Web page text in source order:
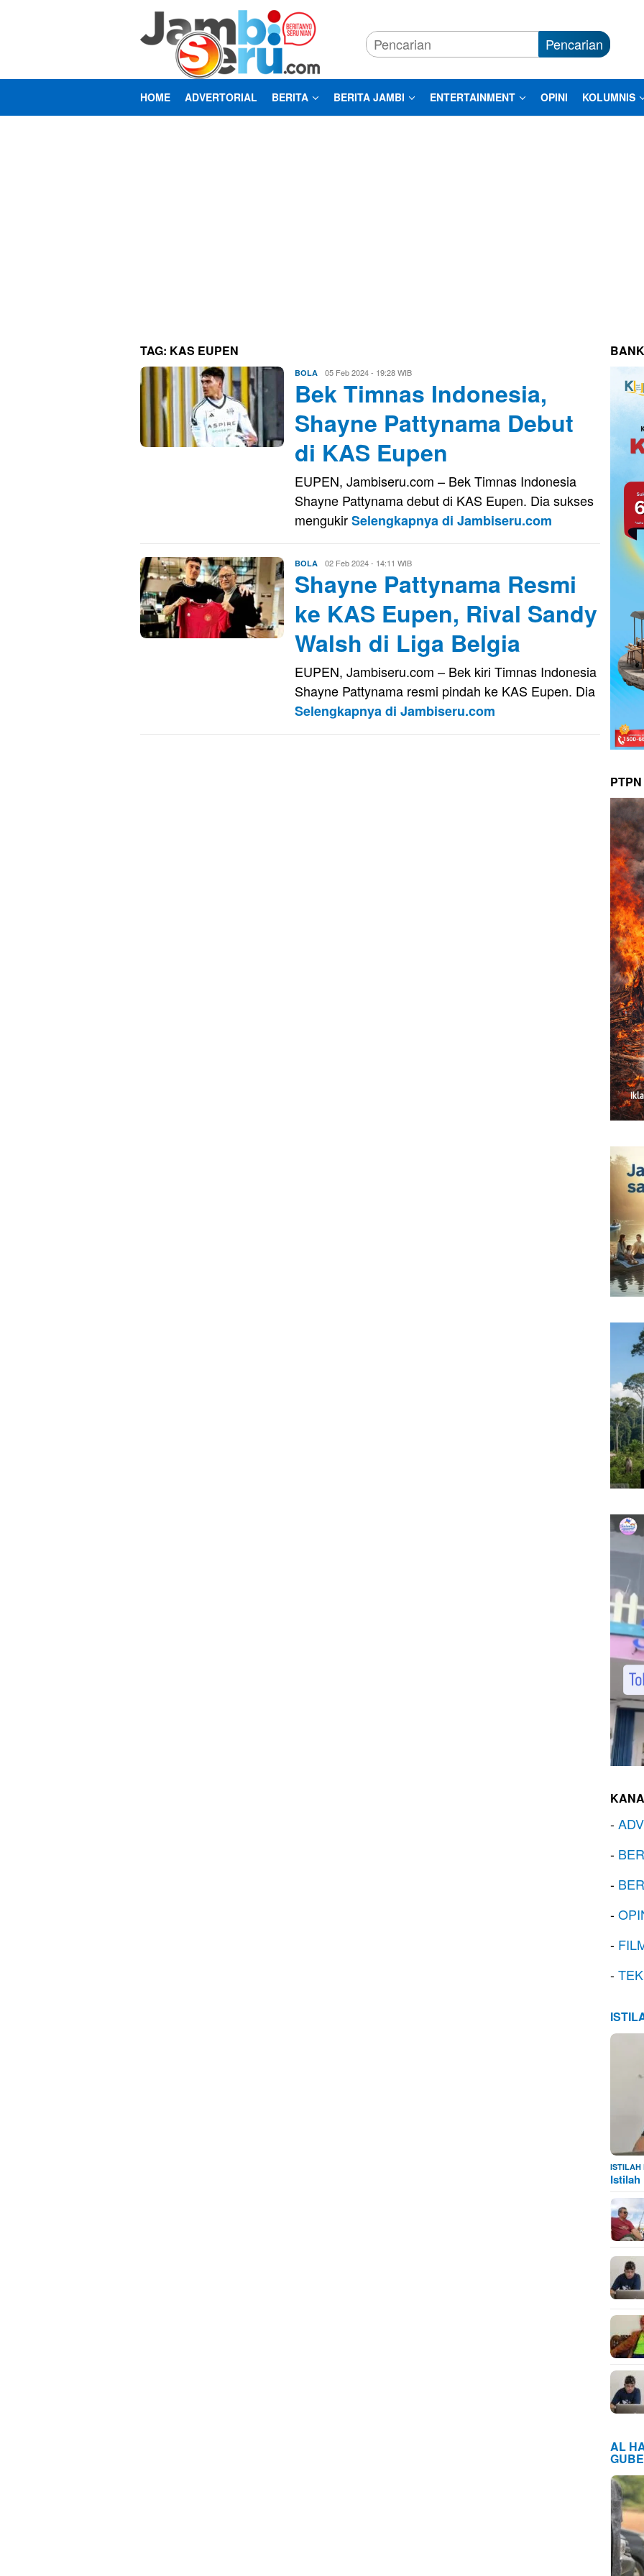
Pencarian
HOME ADVERTORIAL BERITA BERITA JAMBI ENTERTAINMENT OPINI KOLUMNIS
TAG: KAS EUPEN
BOLA Eri
Saputra
05 Feb 2024 - 19:28 WIB
Bek Timnas Indonesia,
Shayne Pattynama Debut
di KAS Eupen
EUPEN, Jambiseru.com – Bek Timnas Indonesia
Shayne Pattynama debut di KAS Eupen. Dia sukses
mengukirSelengkapnya di Jambiseru.com
BOLA Eri02 Feb 2024 - 14:11 WIB
Shayne Pattynama Resmi
ke KAS Eupen, Rival Sandy
Walsh di Liga Belgia
EUPEN, Jambiseru.com – Bek kiri Timnas Indonesia
Shayne Pattynama resmi pindah ke KAS Eupen. Dia
Selengkapnya di Jambiseru.com
-
-
-
-
-
-
ISTILAH
Istilah
AL